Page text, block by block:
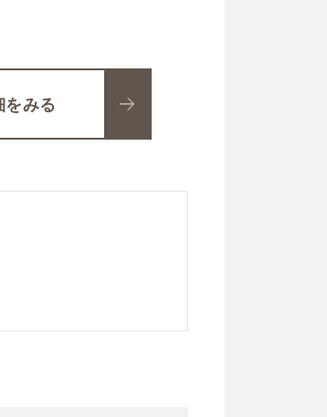
をみる